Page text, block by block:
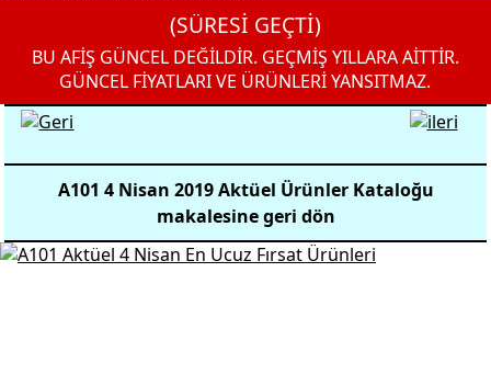
(SÜRESİ GEÇTİ)
BU AFİŞ GÜNCEL DEĞİLDİR. GEÇMİŞ YILLARA AİTTİR.
GÜNCEL FİYATLARI VE ÜRÜNLERİ YANSITMAZ.
A101 4 Nisan 2019 Aktüel Ürünler Kataloğu
makalesine geri dön